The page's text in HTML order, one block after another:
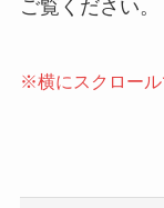
ご覧ください。
※横にスクロール